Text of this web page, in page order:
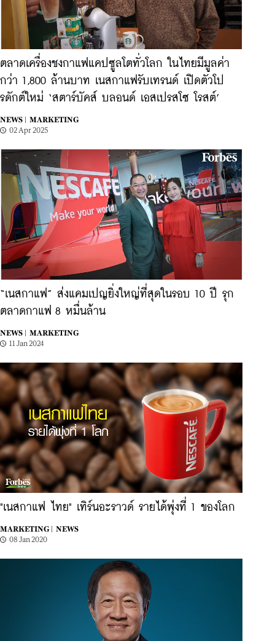
ตลาดเครื่องชงกาแฟแคปซูลโตทั่วโลก ในไทยมีมูลค่า
กว่า 1,800 ล้านบาท เนสกาแฟรับเทรนด์ เปิดตัวโป
รดักต์ใหม่ ‘สตาร์บัคส์ บลอนด์ เอสเปรสโซ โรสต์’
NEWS |
MARKETING
02 Apr 2025
“เนสกาแฟ” ส่งแคมเปญยิ่งใหญ่ที่สุดในรอบ 10 ปี รุก
ตลาดกาแฟ 8 หมื่นล้าน
NEWS |
MARKETING
11 Jan 2024
"เนสกาแฟ ไทย" เทิร์นอะราวด์ รายได้พุ่งที่ 1 ของโลก
MARKETING |
NEWS
08 Jan 2020